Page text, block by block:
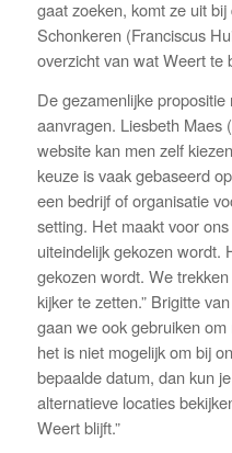
gaat zoeken, komt ze uit
Schonkeren (Franciscus
overzicht van wat Weert te
De gezamenlijke
aanvragen. Liesbeth Maes
website kan men zelf
keuze is vaak gebaseerd
een bedrijf of organisatie
setting. Het maakt voor
uiteindelijk gekozen wordt.
gekozen wordt. We
kijker te zetten.” Brigitte
gaan we ook gebruiken
het is niet mogelijk om bij
bepaalde datum, dan kun
alternatieve locaties
Weert blijft.”